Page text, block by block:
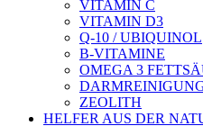
VITAMIN C
VITAMIN D3
Q-10 / UBIQUINOL
B-VITAMINE
OMEGA 3
ZEOLITH
HELFER AUS DER